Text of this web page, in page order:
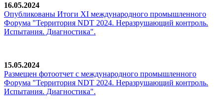
16.05.2024
Опубликованы Итоги XI международного промышленного
Форума "Территория NDT 2024. Неразрушающий контроль.
Испытания. Диагностика".
15.05.2024
Размещен фотоотчет с международного промышленного
Форума "Территория NDT 2024. Неразрушающий контроль.
Испытания. Диагностика".